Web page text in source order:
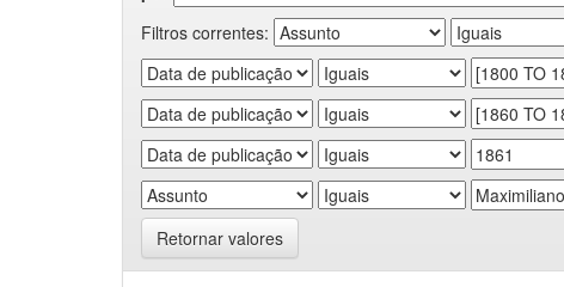
Filtros correntes:
Retornar valores